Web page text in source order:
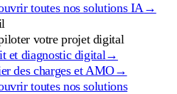
toutes nos solutions IA→
votre projet digital
et diagnostic digital→
des charges et AMO→
toutes nos solutions